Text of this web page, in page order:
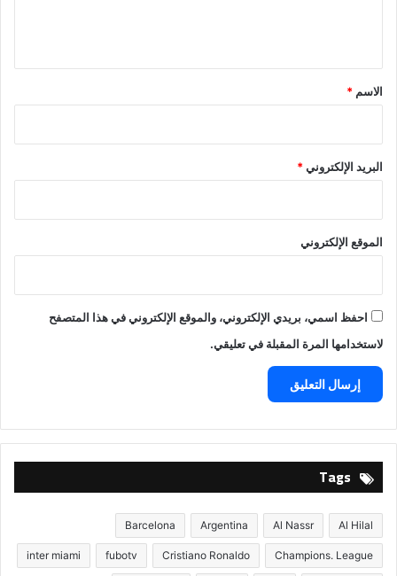
*
الاسم *
البريد الإلكتروني*
الموقع الإلكتروني
احفظ اسمي، بريدي الإلكتروني، والموقع الإلكتروني في هذا المتصفح
لاستخدامها المرة المقبلة في تعليقي.
Tags
Al Hilal
Al Nassr
Argentina
Barcelona
Champions. League
Cristiano Ronaldo
fubotv
inter miami